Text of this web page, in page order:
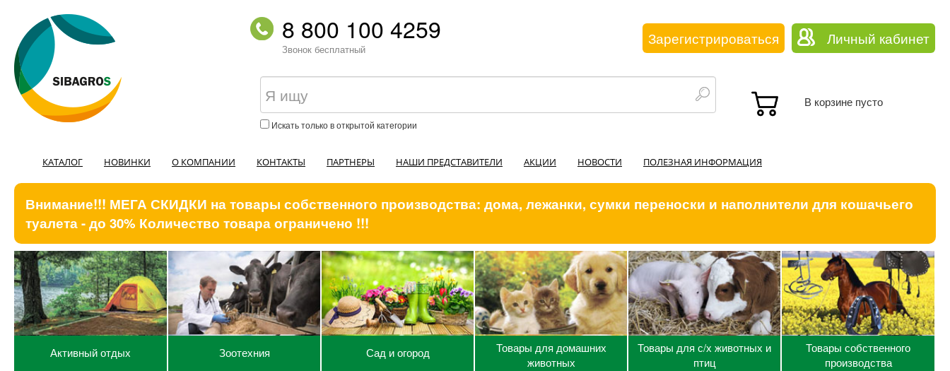
8 800 100 4259
Звонок бесплатный
Зарегистрироваться Личный кабинет
Искать только в открытой категории
В корзине пусто
КАТАЛОГ НОВИНКИ О КОМПАНИИ КОНТАКТЫ ПАРТНЕРЫ НАШИ ПРЕДСТАВИТЕЛИ АКЦИИ НОВОСТИ ПОЛЕЗНАЯ ИНФОРМАЦИЯ
Внимание!!! МЕГА СКИДКИ на товары собственного производства: дома, лежанки, сумки переноски и наполнители для кошачьего
туалета - до 30% Количество товара ограничено !!!
Активный отдых Зоотехния Сад и огород
Товары для домашних
животных
Товары для с/х животных и
птиц
Товары собственного
производства